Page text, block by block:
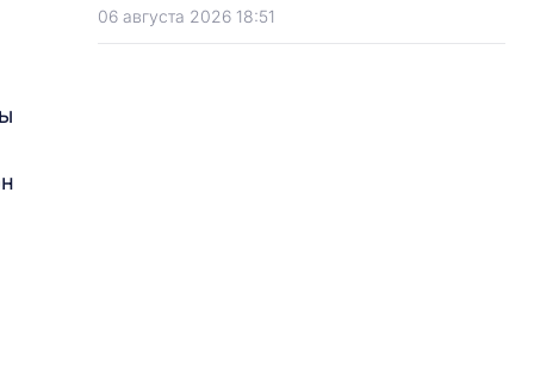
06 августа 2026 18:51